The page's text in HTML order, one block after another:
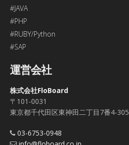
#JAVA
#PHP
#RUBY/Python
#SAP
運営会社
株式会社FloBoard
〒101-0031
東京都千代田区東神田二丁目7番4-305
03-6753-0948